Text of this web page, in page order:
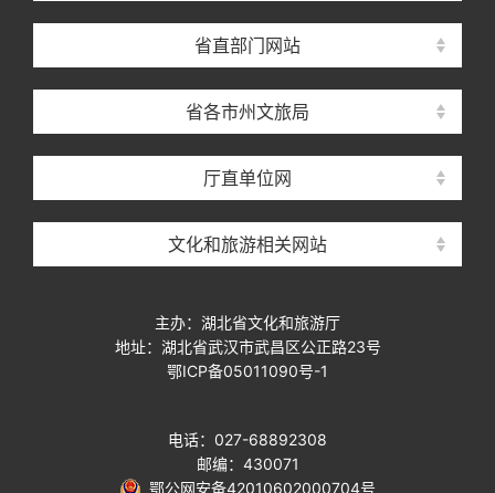
省直部门网站
省各市州文旅局
厅直单位网
文化和旅游相关网站
主办：湖北省文化和旅游厅
地址：湖北省武汉市武昌区公正路23号
鄂ICP备05011090号-1
电话：027-68892308
邮编：430071
鄂公网安备42010602000704号